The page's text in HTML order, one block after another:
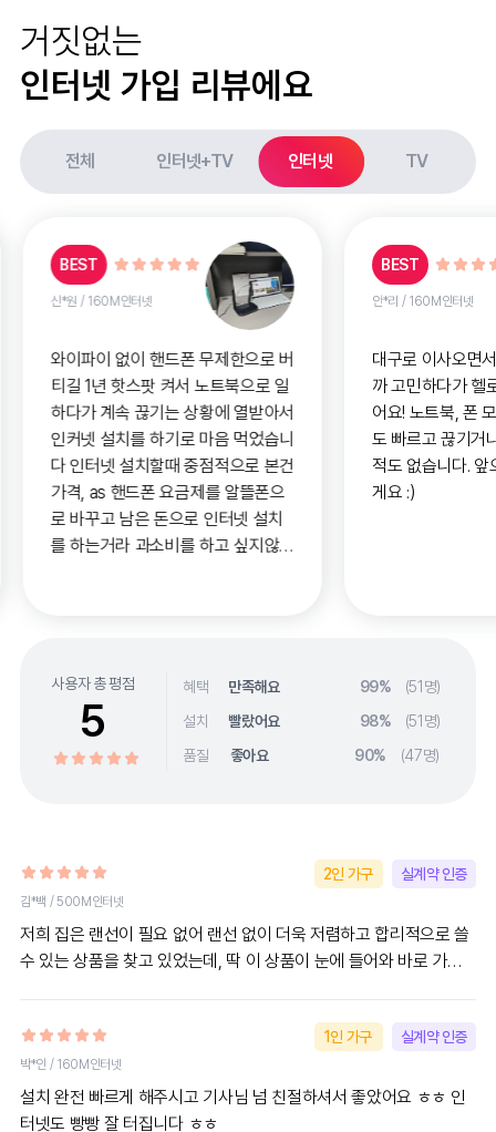
거짓없는
인터넷 가입 리뷰에요
전체 인터넷+TV 인터넷 TV
BEST
신*원 /160M인터넷
와이파이 없이 핸드폰 무제한으로 버
티길 1년 핫스팟 켜서 노트북으로 일
하다가 계속 끊기는 상황에 열받아서
인커넷 설치를 하기로 마음 먹었습니
다 인터넷 설치할때 중점적으로 본건
가격, as 핸드폰 요금제를 알뜰폰으
로 바꾸고 남은 돈으로 인터넷 설치
를 하는거라 과소비를 하고 싶지않았
가 나와서 주변 분들께 물어보니 제
주변은 헬로비전을 가장 많이 쓰길래
헬로비전에 문의했습니다 다른 브랜
드보다 절반 이하의 가격, 아는 사람
이 전화로 어떻게 하는지 알려주셔서
속도 문제도 바로 해결되었어요! (솔
고 기다리고 이런게 스트레스 받아서
그렇게 딱 필요한 부준을 바로 도와
주는게 좋았습니다) 10년 가까이 헬
로비전 쓰신 부모님은 와이파이 안되
보면서 응대속도가 빠른점이 너무 마
음데 들었습니다! 이 가격에 이 서비
BEST
안*리 / 160M인터넷
대구로 이사오면
까 고민하다가 헬
어요! 노트북, 폰
도 빠르고 끊기거
적도 없습니다. 앞
게요 :)
사용자 총 평점
5
혜택 만족해요 99%
(51명)
설치
빨랐어요 98%
(51명)
품질
좋아요 90% (47명)
2인 가구 실계약 인증
김*백 / 500M인터넷
저희 집은 랜선이 필요 없어 랜선 없이 더욱 저렴하고 합리적으로 쓸
수 있는 상품을 찾고 있었는데, 딱 이 상품이 눈에 들어와 바로 가입
오니, 정말 끊김 없이 편하더라고요! 다른분들께도 적극 추천드립니
다!
1인 가구 실계약 인증
박*인 / 160M인터넷
설치 완전 빠르게 해주시고 기사님 넘 친절하셔서 좋았어요 ㅎㅎ 인
터넷도 빵빵 잘 터집니다 ㅎㅎ